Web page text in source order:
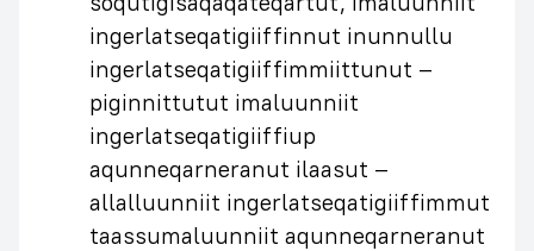
ingerlatseqatigiiffinnut inunnullu
ingerlatseqatigiiffimmiittunut –
piginnittutut imaluunniit
ingerlatseqatigiiffiup
aqunneqarneranut ilaasut –
allalluunniit ingerlatseqatigiiffimmut
taassumaluunniit aqunneqarneranut